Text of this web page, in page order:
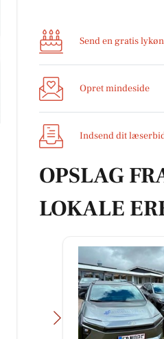
Send en gratis
Opret mindeside
Indsend dit
OPSLAG
LOKALE